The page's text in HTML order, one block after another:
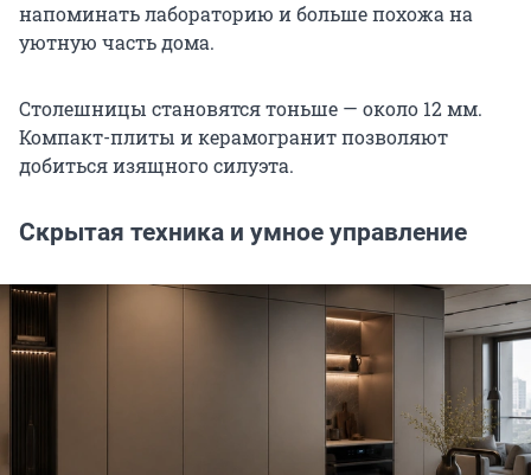
напоминать лабораторию и больше похожа на
уютную часть дома.
Столешницы становятся тоньше — около 12 мм.
Компакт-плиты и керамогранит позволяют
добиться изящного силуэта.
Скрытая техника и умное управление